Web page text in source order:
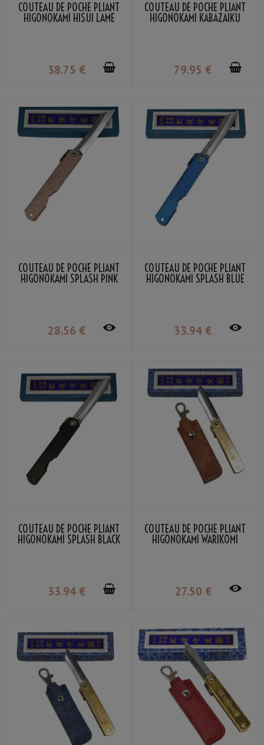
COUTEAU DE POCHE PLIANT
HIGONOKAMI HISUI LAME
38.75 €
COUTEAU DE POCHE PLIANT
HIGONOKAMI KABAZAIKU
79.95 €
COUTEAU DE POCHE PLIANT
HIGONOKAMI SPLASH PINK
28.56 €
COUTEAU DE POCHE PLIANT
HIGONOKAMI SPLASH BLUE
33.94 €
COUTEAU DE POCHE PLIANT
HIGONOKAMI SPLASH BLACK
33.94 €
COUTEAU DE POCHE PLIANT
HIGONOKAMI WARIKOMI
27.50 €